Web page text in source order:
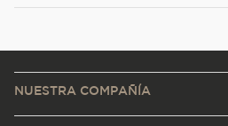
NUESTRA COMPAÑÍA